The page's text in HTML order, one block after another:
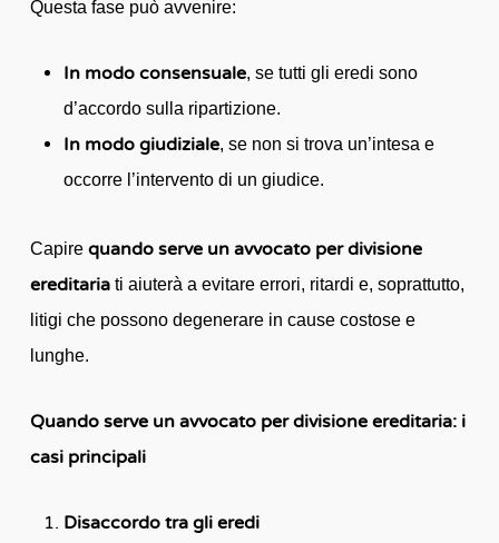
Questa fase può avvenire:
In modo consensuale, se tutti gli eredi sono
d’accordo sulla ripartizione.
In modo giudiziale, se non si trova un’intesa e
occorre l’intervento di un giudice.
Capire quando serve un avvocato per divisione
ereditariati aiuterà a evitare errori, ritardi e, soprattutto,
litigi che possono degenerare in cause costose e
lunghe.
Quando serve un avvocato per divisione ereditaria: i
casi principali
Disaccordo tra gli eredi